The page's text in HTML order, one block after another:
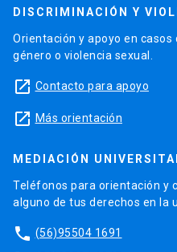
DISCRIMINACIÓN Y
Orientación y apoyo en
género o violencia sexual.
launch Contacto para apoyo
launch Más orientación
MEDIACIÓN
Teléfonos para orientación y
alguno de tus derechos en la
phone (56)95504 1691